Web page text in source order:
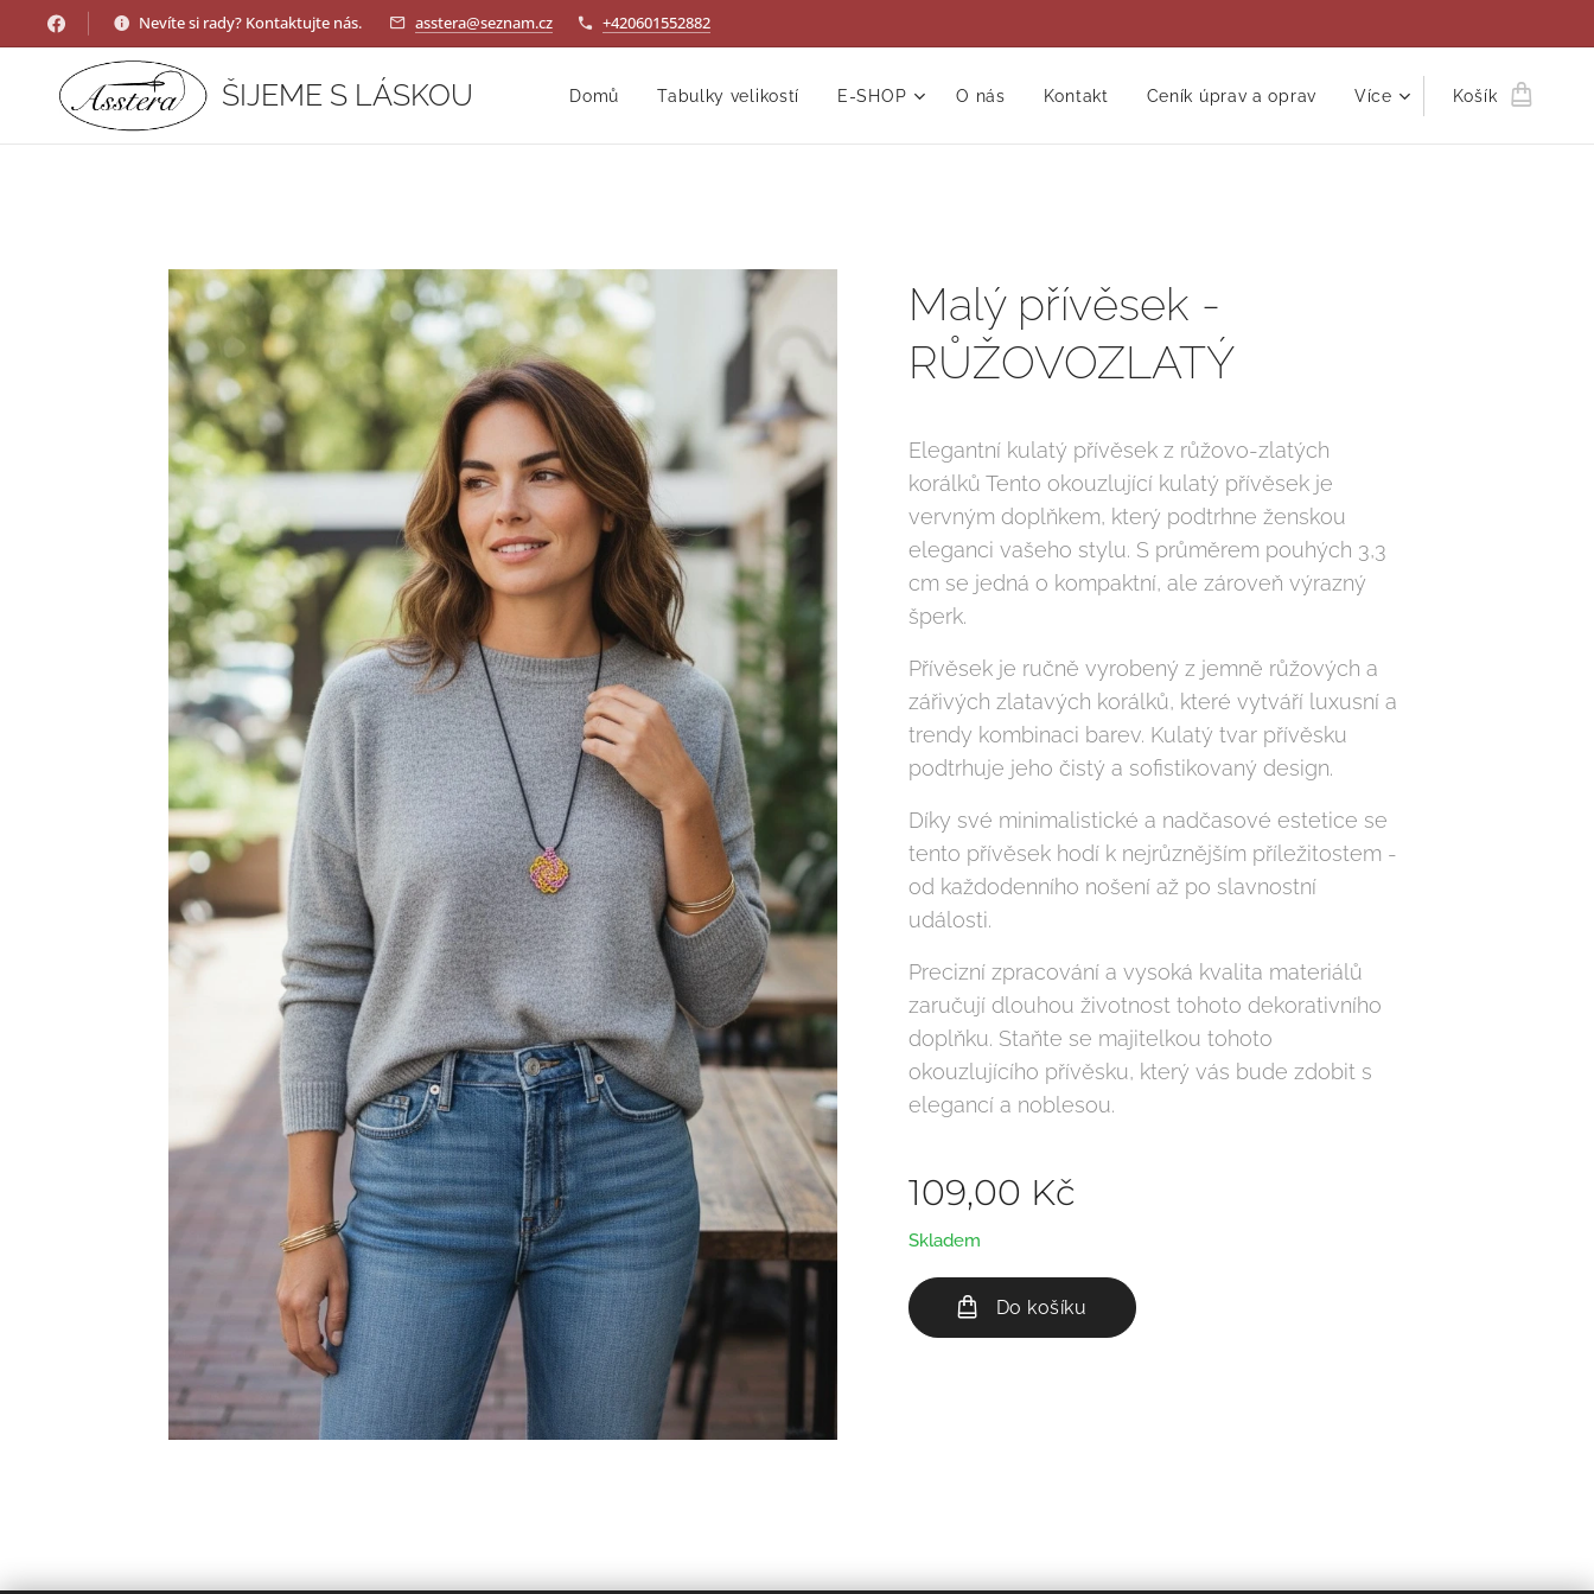
Nevíte si rady? Kontaktujte nás. asstera@seznam.cz +420601552882
ŠIJEME S LÁSKOU Domů Tabulky velikostí E-SHOP O nás Kontakt Ceník úprav a oprav Více Košík
Malý přívěsek -
RŮŽOVOZLATÝ
Elegantní kulatý přívěsek z růžovo-zlatých
korálků Tento okouzlující kulatý přívěsek je
vervným doplňkem, který podtrhne ženskou
eleganci vašeho stylu. S průměrem pouhých 3,3
cm se jedná o kompaktní, ale zároveň výrazný
šperk.
Přívěsek je ručně vyrobený z jemně růžových a
zářivých zlatavých korálků, které vytváří luxusní a
trendy kombinaci barev. Kulatý tvar přívěsku
podtrhuje jeho čistý a sofistikovaný design.
Díky své minimalistické a nadčasové estetice se
tento přívěsek hodí k nejrůznějším příležitostem -
od každodenního nošení až po slavnostní
události.
Precizní zpracování a vysoká kvalita materiálů
zaručují dlouhou životnost tohoto dekorativního
doplňku. Staňte se majitelkou tohoto
okouzlujícího přívěsku, který vás bude zdobit s
elegancí a noblesou.
109,00 Kč
Skladem
Do košíku